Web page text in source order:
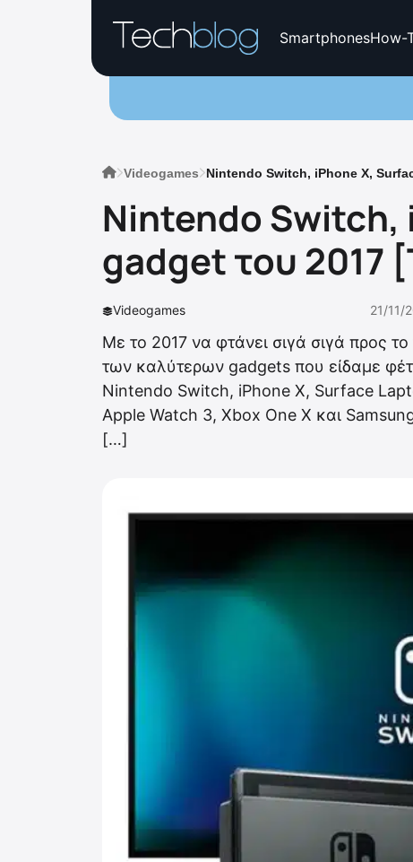
SmartphonesHow-
Videogames Nintendo Switch, iPhone X,
Nintendo Switch,
gadget του 2017
Videogames 21/11/
Με το 2017 να φτάνει σιγά σιγά προς
των καλύτερων gadgets που είδαμε
Nintendo Switch, iPhone X, Surface
Apple Watch 3, Xbox One X και
[…]